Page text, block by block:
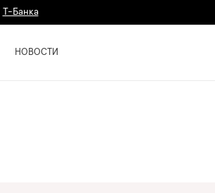
Т-Банка
НОВОСТИ